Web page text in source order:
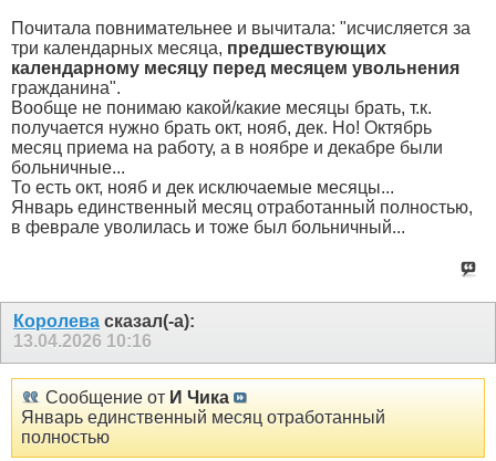
Почитала повнимательнее и вычитала: "исчисляется за
три календарных месяца, предшествующих
календарному месяцу перед месяцем увольнения
гражданина".
Вообще не понимаю какой/какие месяцы брать, т.к.
получается нужно брать окт, нояб, дек. Но! Октябрь
месяц приема на работу, а в ноябре и декабре были
больничные...
То есть окт, нояб и дек исключаемые месяцы...
Январь единственный месяц отработанный полностью,
в феврале уволилась и тоже был больничный...
Королева сказал(-а):
13.04.2026 10:16
Сообщение от И Чика
Январь единственный месяц отработанный
полностью